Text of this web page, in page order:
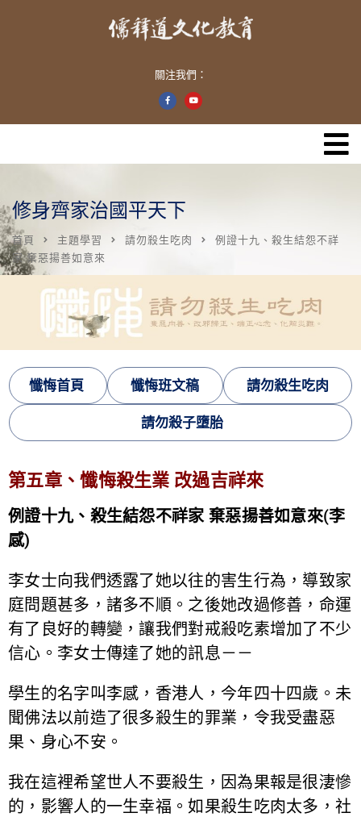
關注我們：
修身齊家治國平天下
首頁 主題學習 請勿殺生吃肉
例證十九、殺生結怨不祥
家 棄惡揚善如意來
懺悔首頁 懺悔班文稿 請勿殺生吃肉
請勿殺子墮胎
第五章、懺悔殺生業 改過吉祥來
例證十九、殺生結怨不祥家 棄惡揚善如意來(李
感)
李女士向我們透露了她以往的害生行為，導致家
庭問題甚多，諸多不順。之後她改過修善，命運
有了良好的轉變，讓我們對戒殺吃素增加了不少
信心。李女士傳達了她的訊息－－
學生的名字叫李感，香港人，今年四十四歲。未
聞佛法以前造了很多殺生的罪業，令我受盡惡
果、身心不安。
我在這裡希望世人不要殺生，因為果報是很淒慘
的，影響人的一生幸福。如果殺生吃肉太多，社